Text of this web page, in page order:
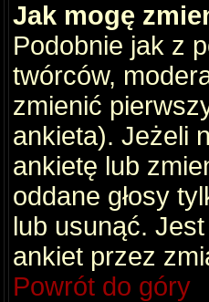
Jak mogę
Podobnie jak z
twórców,
zmienić
ankieta). Jeżeli
ankietę lub
oddane głosy
lub usunąć.
ankiet przez
Powrót do góry